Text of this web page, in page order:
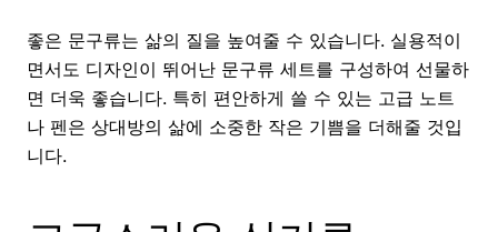
좋은 문구류는 삶의 질을 높여줄 수 있습니다. 실용적이
면서도 디자인이 뛰어난 문구류 세트를 구성하여 선물하
면 더욱 좋습니다. 특히 편안하게 쓸 수 있는 고급 노트
나 펜은 상대방의 삶에 소중한 작은 기쁨을 더해줄 것입
니다.